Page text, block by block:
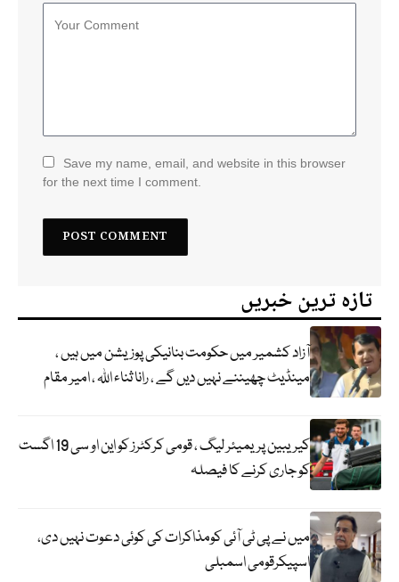
Save my name, email, and website in this browser
for the next time I comment.
تازہ ترین خبریں
آزاد کشمیر میں حکومت بنانیکی پوزیشن میں ہیں ،
مینڈیٹ چھیننے نہیں دیں گے ، رانا ثناء اللہ ، امیر مقام
کیریبین پریمیئر لیگ ، قومی کرکٹرز کو این او سی 19 اگست
کو جاری کرنے کا فیصلہ
میں نے پی ٹی آئی کومذاکرات کی کوئی دعوت نہیں دی،
اسپیکرقومی اسمبلی